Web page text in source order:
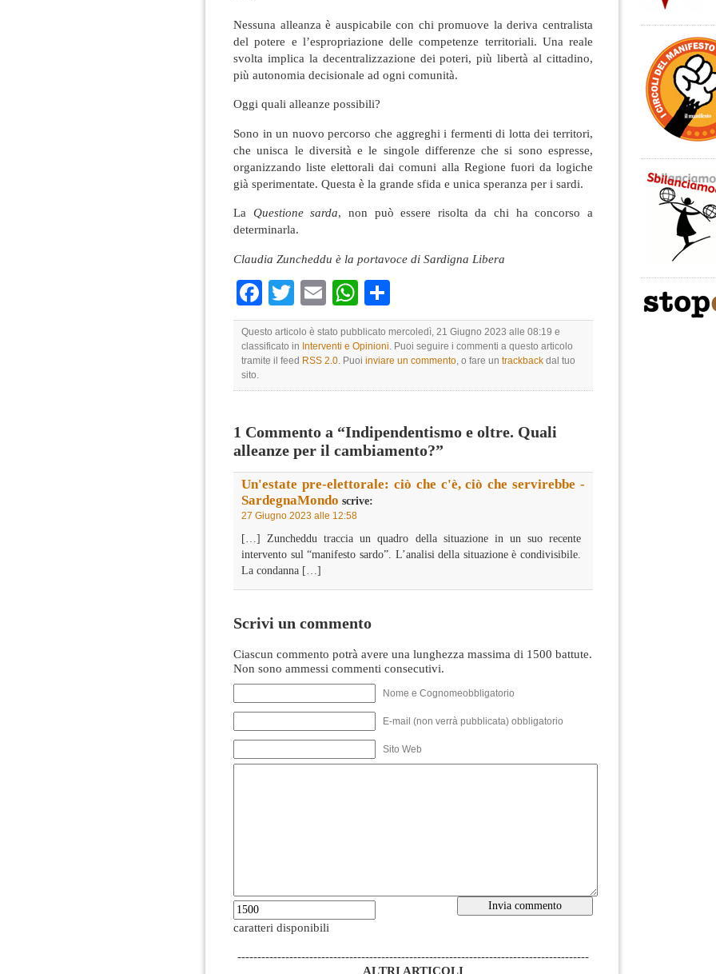
Nessuna alleanza è auspicabile con chi promuove la deriva centralista
del potere e l’espropriazione delle competenze territoriali. Una reale
svolta implica la decentralizzazione dei poteri, più libertà al cittadino,
più autonomia decisionale ad ogni comunità.
Oggi quali alleanze possibili?
Sono in un nuovo percorso che aggreghi i fermenti di lotta dei territori,
che unisca le diversità e le singole differenze che si sono espresse,
organizzando liste elettorali dai comuni alla Regione fuori da logiche
già sperimentate. Questa è la grande sfida e unica speranza per i sardi.
La Questione sarda, non può essere risolta da chi ha concorso a
determinarla.
Claudia Zuncheddu è la portavoce di Sardigna Libera
Facebook
TwitterEmailWhatsApp
Questo articolo è stato pubblicato mercoledì, 21 Giugno 2023 alle 08:19 e
classificato in Interventi e Opinioni . Puoi seguire i commenti a questo articolo
tramite il feed RSS 2.0 . Puoi inviare un commento , o fare un trackback dal tuo
sito.
1 Commento a “Indipendentismo e oltre. Quali
alleanze per il cambiamento?”
Un'estate pre-elettorale: ciò che c'è, ciò che servirebbe -
SardegnaMondo scrive:
27 Giugno 2023 alle 12:58
[…] Zuncheddu traccia un quadro della situazione in un suo recente
intervento sul “manifesto sardo”. L’analisi della situazione è condivisibile.
La condanna […]
Scrivi un commento
Ciascun commento potrà avere una lunghezza massima di 1500 battute.
Non sono ammessi commenti consecutivi.
Nome e Cognomeobbligatorio
E-mail (non verrà pubblicata) obbligatorio
Sito Web
caratteri disponibili
----------------------------------------------------------------------------------------
ALTRI ARTICOLI